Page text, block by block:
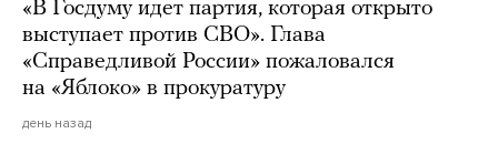
«В Госдуму идет партия, которая открыто
выступает против СВО». Глава
«Справедливой России» пожаловался
на «Яблоко» в прокуратуру
день назад